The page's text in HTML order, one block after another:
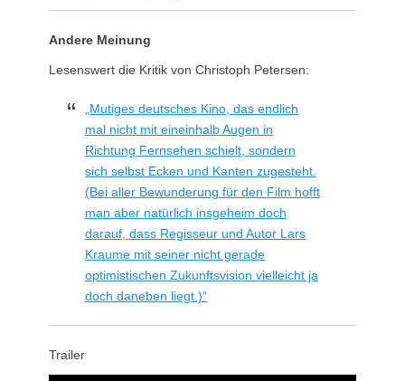
Andere Meinung
Lesenswert die Kritik von Christoph Petersen:
„Mutiges deutsches Kino, das endlich
mal nicht mit eineinhalb Augen in
Richtung Fernsehen schielt, sondern
sich selbst Ecken und Kanten zugesteht.
(Bei aller Bewunderung für den Film hofft
man aber natürlich insgeheim doch
darauf, dass Regisseur und Autor Lars
Kraume mit seiner nicht gerade
optimistischen Zukunftsvision vielleicht ja
doch daneben liegt.)“
Trailer